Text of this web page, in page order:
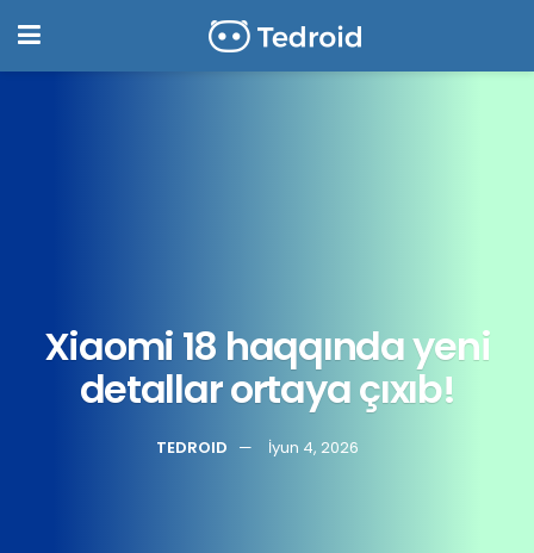
Xiaomi 18 haqqında yeni
detallar ortaya çıxıb!
TEDROID İyun 4, 2026